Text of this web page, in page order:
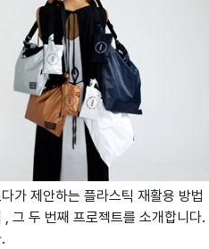
가 제안하는 플라스틱 재활용 방법
그 두 번째 프로젝트를 소개합니다.